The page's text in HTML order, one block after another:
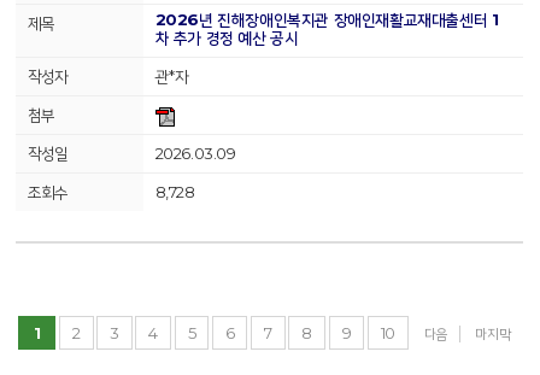
2026년 진해장애인복지관 장애인재활교재대출센터 1
차 추가 경정 예산 공시
관*자
2026.03.09
8,728
1 2 3 4 5 6 7 8 9 10 다음 마지막